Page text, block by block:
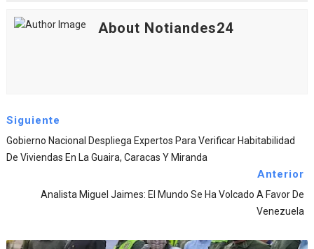
About Notiandes24
Siguiente
Gobierno Nacional Despliega Expertos Para Verificar Habitabilidad
De Viviendas En La Guaira, Caracas Y Miranda
Anterior
Analista Miguel Jaimes: El Mundo Se Ha Volcado A Favor De
Venezuela